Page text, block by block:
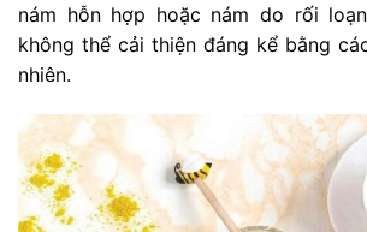
nám hỗn hợp hoặc nám do rối
không thể cải thiện đáng kể bằng
nhiên.